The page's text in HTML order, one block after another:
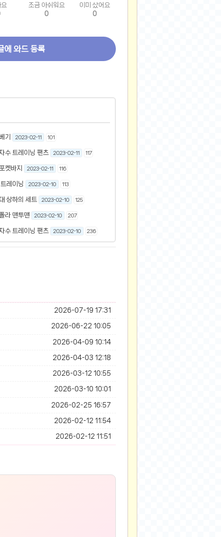
조금 아쉬워요
0
이미 샀어요
0
에 와드 등록
기 2023-02-11 101
수 트레이닝 팬츠 2023-02-11 117
켓바지 2023-02-11 116
레이닝 2023-02-10 113
상하의 세트 2023-02-10 125
라 맨투맨 2023-02-10 207
수 트레이닝 팬츠 2023-02-10 236
2026-07-19 17:31
2026-06-22 10:05
2026-04-09 10:14
2026-04-03 12:18
2026-03-12 10:55
2026-03-10 10:01
2026-02-25 16:57
2026-02-12 11:54
2026-02-12 11:51